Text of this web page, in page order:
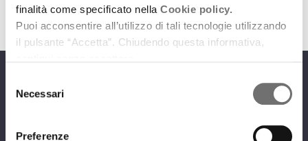
finalità come specificato nella Cookie policy.
Puoi acconsentire all’utilizzo di tali tecnologie utilizzando
il pulsante “Accetta”. Chiudendo questa informativa,
delNecessari
Preferenze